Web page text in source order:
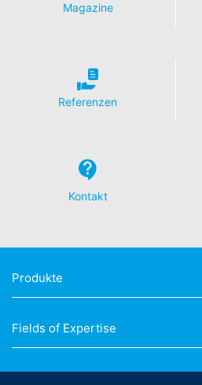
Magazine
Referenzen
Kontakt
Produkte
Fields of Expertise